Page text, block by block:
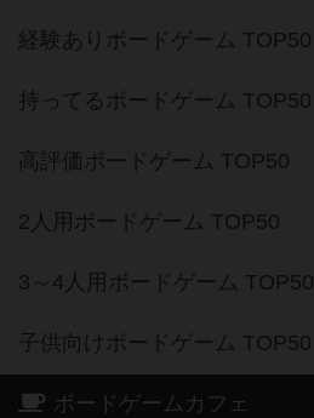
経験ありボードゲーム TOP50
持ってるボードゲーム TOP50
高評価ボードゲーム TOP50
2人用ボードゲーム TOP50
3～4人用ボードゲーム TOP50
子供向けボードゲーム TOP50
ボードゲームカフェ